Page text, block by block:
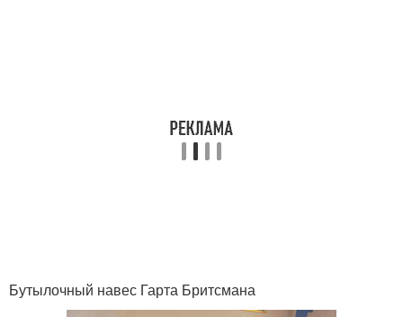
Бутылочный навес Гарта Бритсмана